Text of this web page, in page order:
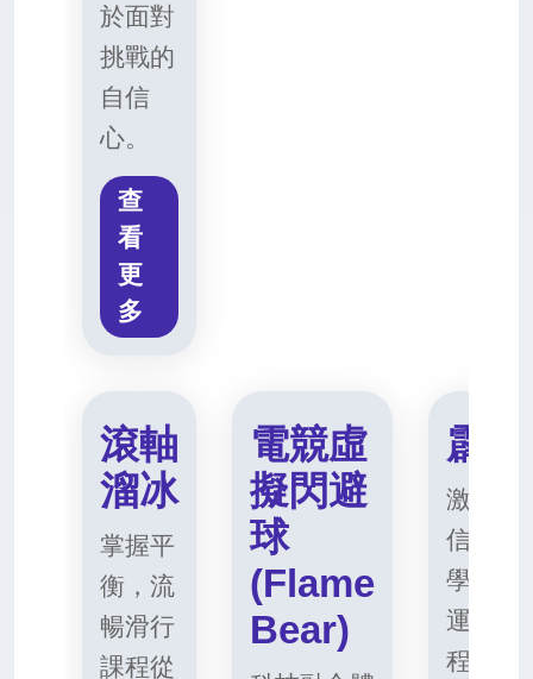
於面對
挑戰的
自信
心。
查
看
更
多
滾軸
溜冰
掌握平
衡，流
暢滑行
課程從
電競虛
擬閃避
球
(Flame
Bear)
霹
激發律
信展現
學習奧
運動項
程由專